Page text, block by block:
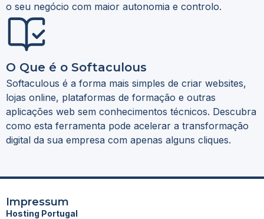
o seu negócio com maior autonomia e controlo.
O Que é o Softaculous
Softaculous é a forma mais simples de criar websites,
lojas online, plataformas de formação e outras
aplicações web sem conhecimentos técnicos. Descubra
como esta ferramenta pode acelerar a transformação
digital da sua empresa com apenas alguns cliques.
Impressum
Hosting Portugal